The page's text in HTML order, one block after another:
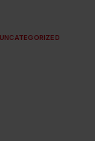
UNCATEGORIZED